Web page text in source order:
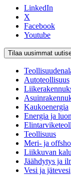
LinkedIn
X
Facebook
Youtube
Tilaa uusimmat
Autoteollisuus
Kaukoenergia
Energia ja
Teollisuus
Meri- ja
Liikkuvan
Jäähdytys ja
Vesi ja jätevesi